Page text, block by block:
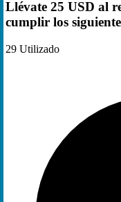
Llévate 25 USD al
cumplir los
29 Utilizado